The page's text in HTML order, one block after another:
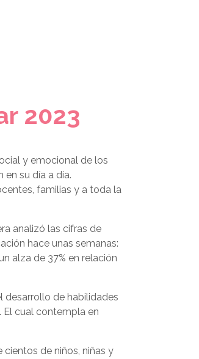
2023
y emocional de los
su día a día.
familias y a toda la
analizó las cifras de
hace unas semanas:
alza de 37% en relación
desarrollo de habilidades
El cual contempla en
de niños, niñas y